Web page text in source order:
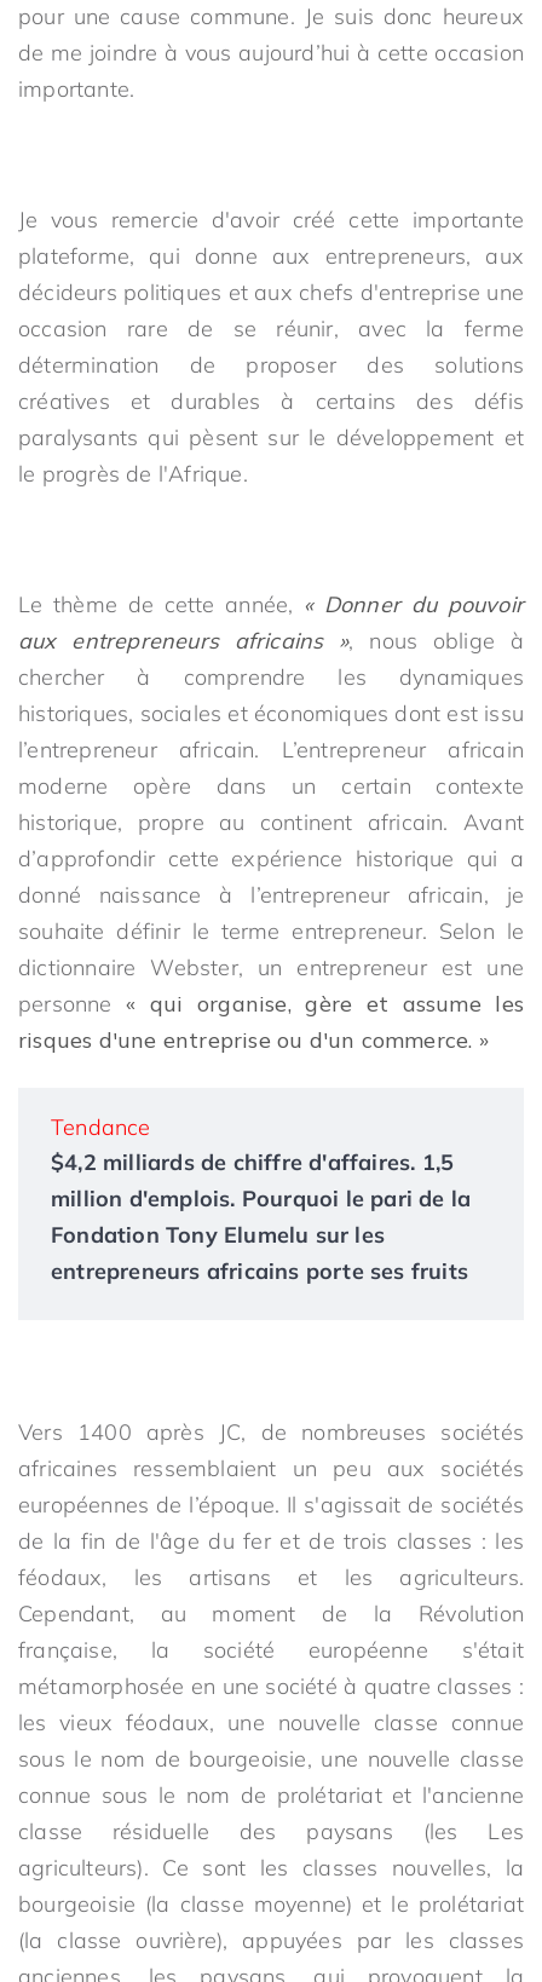
pour une cause commune. Je suis donc heureux
de me joindre à vous aujourd’hui à cette occasion
importante.
Je vous remercie d'avoir créé cette importante
plateforme, qui donne aux entrepreneurs, aux
décideurs politiques et aux chefs d'entreprise une
occasion rare de se réunir, avec la ferme
détermination de proposer des solutions
créatives et durables à certains des défis
paralysants qui pèsent sur le développement et
le progrès de l'Afrique.
Le thème de cette année, « Donner du pouvoir
aux entrepreneurs africains », nous oblige à
chercher à comprendre les dynamiques
historiques, sociales et économiques dont est issu
l’entrepreneur africain. L’entrepreneur africain
moderne opère dans un certain contexte
historique, propre au continent africain. Avant
d’approfondir cette expérience historique qui a
donné naissance à l’entrepreneur africain, je
souhaite définir le terme entrepreneur. Selon le
dictionnaire Webster, un entrepreneur est une
personne« qui organise, gère et assume les
risques d'une entreprise ou d'un commerce. »
Tendance
$4,2 milliards de chiffre d'affaires. 1,5
million d'emplois. Pourquoi le pari de la
Fondation Tony Elumelu sur les
entrepreneurs africains porte ses fruits
Vers 1400 après JC, de nombreuses sociétés
africaines ressemblaient un peu aux sociétés
européennes de l’époque. Il s'agissait de sociétés
de la fin de l'âge du fer et de trois classes : les
féodaux, les artisans et les agriculteurs.
Cependant, au moment de la Révolution
française, la société européenne s'était
métamorphosée en une société à quatre classes :
les vieux féodaux, une nouvelle classe connue
sous le nom de bourgeoisie, une nouvelle classe
connue sous le nom de prolétariat et l'ancienne
classe résiduelle des paysans (les Les
agriculteurs). Ce sont les classes nouvelles, la
bourgeoisie (la classe moyenne) et le prolétariat
(la classe ouvrière), appuyées par les classes
anciennes, les paysans, qui provoquent la